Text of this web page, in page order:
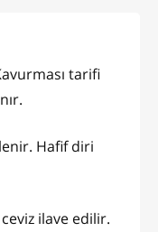
tarifi
Hafif diri
ilave edilir.